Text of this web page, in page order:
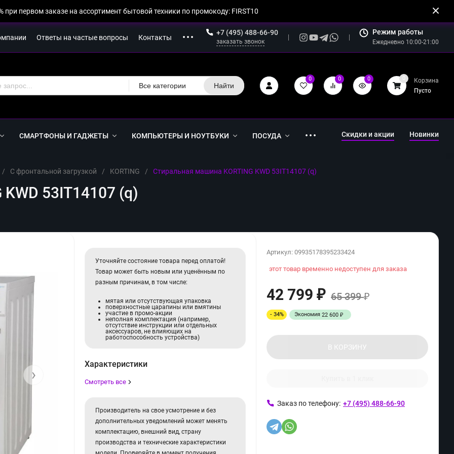
при первом заказе на ассортимент бытовой техники по промокоду: FIRST10
Ответы на частые вопросы Контакты
+7 (495) 488-66-90
заказать звонок
Режим работы
Ежедневно 10:00-21:00
Все категории Найти
0 0 0 0
Корзина
Пусто
СМАРТФОНЫ И ГАДЖЕТЫ КОМПЬЮТЕРЫ И НОУТБУКИ ПОСУДА Скидки и акции Новинки
/ С фронтальной загрузкой / KORTING / Стиральная машина KORTING KWD 53IT14107 (q)
53IT14107 (q)
›
Уточняйте состояние товара перед оплатой!
Товар может быть новым или уценённым по
разным причинам, в том числе:
мятая или отсутствующая упаковка
поверхностные царапины или вмятины
участие в промо-акции
неполная комплектация (например,
отсутствие инструкции или отдельных
аксессуаров, не влияющих на
работоспособность устройства)
Характеристики
Смотреть все
Производитель на свое усмотрение и без
дополнительных уведомлений может менять
комплектацию, внешний вид, страну
производства и технические характеристики
Артикул:09935178395233424
этот товар временно недоступен для заказа
42 799₽ 65 399₽
- 34% Экономия22 600₽
В КОРЗИНУ
Заказ по телефону: +7 (495) 488-66-90